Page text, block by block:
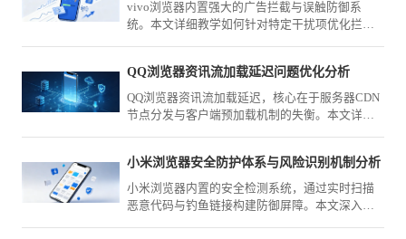
vivo浏览器内置强大的广告拦截与误触防御系
统。本文详细教学如何针对特定干扰项优化拦截
QQ浏览器资讯流加载延迟问题优化分析
QQ浏览器资讯流加载延迟，核心在于服务器CDN
节点分发与客户端预加载机制的失衡。本文详细
讯阅读的即时交互体验。
小米浏览器安全防护体系与风险识别机制分析
小米浏览器内置的安全检测系统，通过实时扫描
恶意代码与钓鱼链接构建防御屏障。本文深入解